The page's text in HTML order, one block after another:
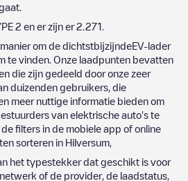
2 en er zijn er2.271
om de dichtstbijzijndeEV-lader
te vinden. Onze laadpunten bevatten
die zijn gedeeld door onze zeer
duizenden gebruikers, die
meer nuttige informatie bieden om
van elektrische auto's te
filters in de mobiele app of online
sorteren in Hilversum
het typestekker dat geschikt is voor
of de provider, de laadstatus,